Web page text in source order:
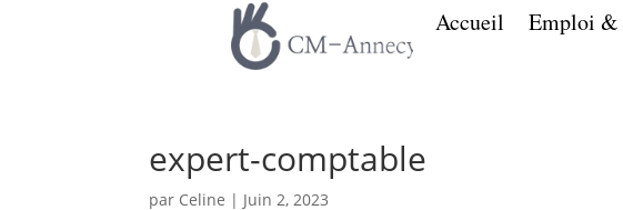
Accueil Emploi &
expert-comptable
par Celine | Juin 2, 2023